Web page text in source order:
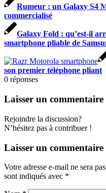
Rumeur : un Galaxy S4
commercialisé
Galaxy Fold : qu’est-il
smartphone pliable de
son premier téléphone pliant
0 réponses
Laisser un commentaire
Rejoindre la discussion?
N’hésitez pas à contribuer !
Laisser un commentaire
Votre adresse e-mail ne sera
sont indiqués avec *